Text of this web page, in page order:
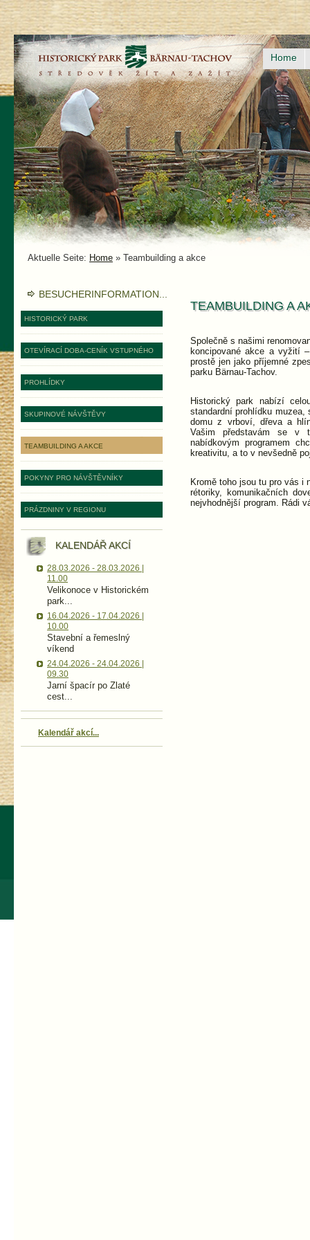
Home
Aktuelle Seite: Home » Teambuilding a akce
BESUCHERINFORMATION...
HISTORICKÝ PARK
OTEVÍRACÍ DOBA-CENÍK VSTUPNÉHO
PROHLÍDKY
SKUPINOVÉ NÁVŠTĚVY
TEAMBUILDING A AKCE
POKYNY PRO NÁVŠTĚVNÍKY
PRÁZDNINY V REGIONU
KALENDÁŘ AKCÍ
28.03.2026 - 28.03.2026 |
11.00
Velikonoce v Historickém
park...
16.04.2026 - 17.04.2026 |
10.00
Stavební a řemeslný
víkend
24.04.2026 - 24.04.2026 |
09.30
Jarní špacír po Zlaté
cest...
Kalendář akcí...
TEAMBUILDING A
Společně s našimi
koncipované akce a vyžití
prostě jen jako příjemné
parku Bärnau-Tachov.
Historický park nabízí
standardní prohlídku muzea,
domu z vrboví, dřeva a
Vašim představám se v
nabídkovým programem
kreativitu, a to v nevšedně
Kromě toho jsou tu pro vás i
rétoriky, komunikačních
nejvhodnější program. Rádi